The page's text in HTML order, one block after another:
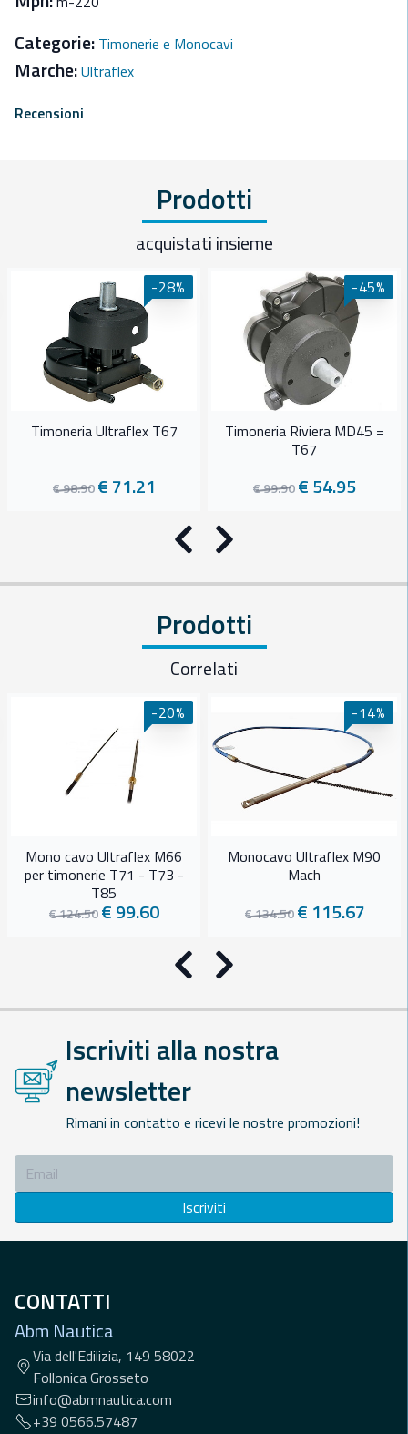
Categorie: Timonerie e Monocavi
Marche:Ultraflex
Recensioni
Prodotti
acquistati insieme
Timoneria Ultraflex T67
€ 98.90€ 71.21
-28%
Timoneria Riviera MD45 =
T67
€ 99.90€ 54.95
-45%
Precedente
Successivo
Prodotti
Correlati
Mono cavo Ultraflex M66
per timonerie T71 - T73 -
T85
€ 124.50€ 99.60
-20%
Monocavo Ultraflex M90
Mach
€ 134.50 € 115.67
-14%
Precedente
Successivo
Iscriviti alla nostra
newsletter
Rimani in contatto e ricevi le nostre promozioni!
Iscriviti
CONTATTI
Abm Nautica
Via dell'Edilizia, 149 58022
Follonica Grosseto
info@abmnautica.com
+39 0566.57487